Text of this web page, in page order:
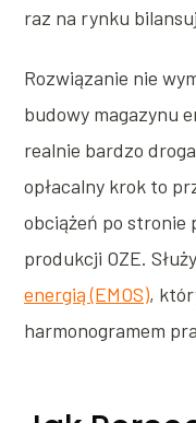
raz na rynku
Rozwiązanie nie
budowy magazynu
realnie bardzo
opłacalny krok to
obciążeń po stronie
produkcji OZE.
energią (EMOS),
harmonogramem